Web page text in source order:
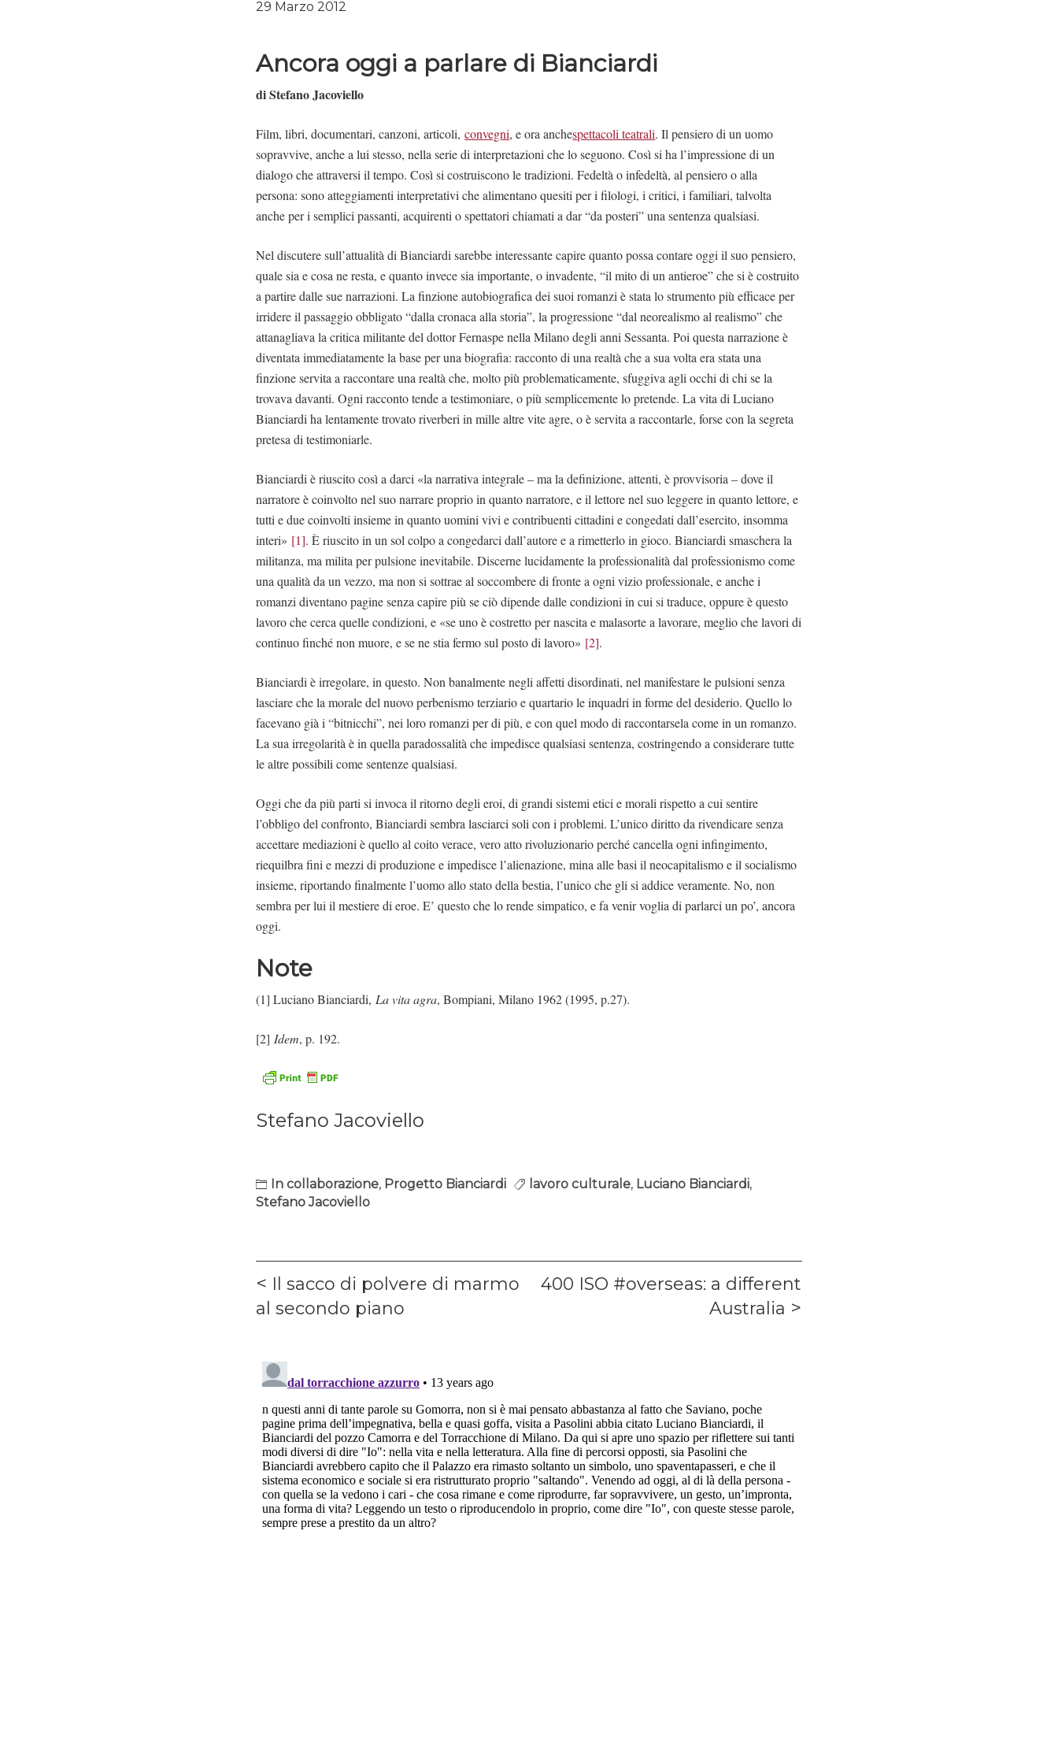
29 Marzo 2012
Ancora oggi a parlare di Bianciardi
di Stefano Jacoviello
Film, libri, documentari, canzoni, articoli,convegni, e ora anchespettacoli teatrali. Il pensiero di un uomo
sopravvive, anche a lui stesso, nella serie di interpretazioni che lo seguono. Così si ha l’impressione di un
dialogo che attraversi il tempo. Così si costruiscono le tradizioni. Fedeltà o infedeltà, al pensiero o alla
persona: sono atteggiamenti interpretativi che alimentano quesiti per i filologi, i critici, i familiari, talvolta
anche per i semplici passanti, acquirenti o spettatori chiamati a dar “da posteri” una sentenza qualsiasi.
Nel discutere sull’attualità di Bianciardi sarebbe interessante capire quanto possa contare oggi il suo pensiero,
quale sia e cosa ne resta, e quanto invece sia importante, o invadente, “il mito di un antieroe” che si è costruito
a partire dalle sue narrazioni. La finzione autobiografica dei suoi romanzi è stata lo strumento più efficace per
irridere il passaggio obbligato “dalla cronaca alla storia”, la progressione “dal neorealismo al realismo” che
attanagliava la critica militante del dottor Fernaspe nella Milano degli anni Sessanta. Poi questa narrazione è
diventata immediatamente la base per una biografia: racconto di una realtà che a sua volta era stata una
finzione servita a raccontare una realtà che, molto più problematicamente, sfuggiva agli occhi di chi se la
trovava davanti. Ogni racconto tende a testimoniare, o più semplicemente lo pretende. La vita di Luciano
Bianciardi ha lentamente trovato riverberi in mille altre vite agre, o è servita a raccontarle, forse con la segreta
pretesa di testimoniarle.
Bianciardi è riuscito così a darci «la narrativa integrale – ma la definizione, attenti, è provvisoria – dove il
narratore è coinvolto nel suo narrare proprio in quanto narratore, e il lettore nel suo leggere in quanto lettore, e
tutti e due coinvolti insieme in quanto uomini vivi e contribuenti cittadini e congedati dall’esercito, insomma
interi» [1]. È riuscito in un sol colpo a congedarci dall’autore e a rimetterlo in gioco. Bianciardi smaschera la
militanza, ma milita per pulsione inevitabile. Discerne lucidamente la professionalità dal professionismo come
una qualità da un vezzo, ma non si sottrae al soccombere di fronte a ogni vizio professionale, e anche i
romanzi diventano pagine senza capire più se ciò dipende dalle condizioni in cui si traduce, oppure è questo
lavoro che cerca quelle condizioni, e «se uno è costretto per nascita e malasorte a lavorare, meglio che lavori di
continuo finché non muore, e se ne stia fermo sul posto di lavoro» [2].
Bianciardi è irregolare, in questo. Non banalmente negli affetti disordinati, nel manifestare le pulsioni senza
lasciare che la morale del nuovo perbenismo terziario e quartario le inquadri in forme del desiderio. Quello lo
facevano già i “bitnicchi”, nei loro romanzi per di più, e con quel modo di raccontarsela come in un romanzo.
La sua irregolarità è in quella paradossalità che impedisce qualsiasi sentenza, costringendo a considerare tutte
le altre possibili come sentenze qualsiasi.
Oggi che da più parti si invoca il ritorno degli eroi, di grandi sistemi etici e morali rispetto a cui sentire
l’obbligo del confronto, Bianciardi sembra lasciarci soli con i problemi. L’unico diritto da rivendicare senza
accettare mediazioni è quello al coito verace, vero atto rivoluzionario perché cancella ogni infingimento,
riequilbra fini e mezzi di produzione e impedisce l’alienazione, mina alle basi il neocapitalismo e il socialismo
insieme, riportando finalmente l’uomo allo stato della bestia, l’unico che gli si addice veramente. No, non
sembra per lui il mestiere di eroe. E’ questo che lo rende simpatico, e fa venir voglia di parlarci un po’, ancora
oggi.
Note
(1] Luciano Bianciardi, La vita agra, Bompiani, Milano 1962 (1995, p.27).
[2] Idem, p. 192.
Stefano Jacoviello
In collaborazione, Progetto Bianciardi lavoro culturale, Luciano Bianciardi,
Stefano Jacoviello
Navigazione
articoli
Previous
post:
Il sacco di polvere di marmo
al secondo piano
Next
400 ISO #overseas: a different
Australia